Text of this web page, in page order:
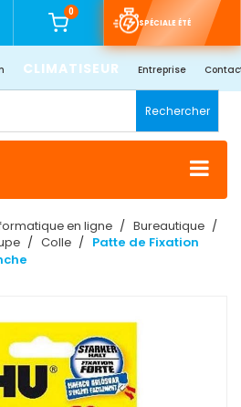
0
SPÉCIALE ÉTÉ
CLIMATISEUR Entreprise
Rechercher
en ligne
Bureautique
Colle
Patte de Fixation